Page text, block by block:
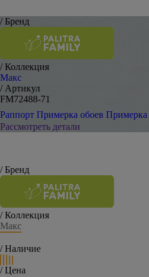
/ Бренд
/ Коллекция
Макс
/ Артикул
FM72488-71
Раппорт Примерка обоев Примерка
Рассмотреть детали
/ Бренд
/ Коллекция
Макс
/ Наличие
/ Цена